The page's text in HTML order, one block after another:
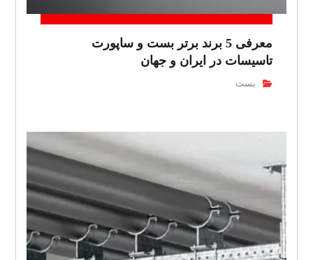
معرفی 5 برند برتر بست و ساپورت
تاسیسات در ایران و جهان
بست